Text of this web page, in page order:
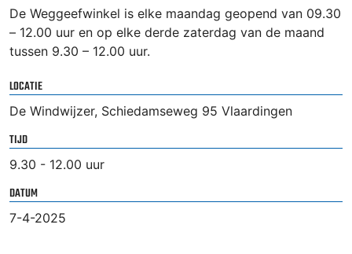
De Weggeefwinkel is elke maandag geopend van 09.30
– 12.00 uur en op elke derde zaterdag van de maand
tussen 9.30 – 12.00 uur.
LOCATIE
De Windwijzer, Schiedamseweg 95 Vlaardingen
TIJD
9.30 - 12.00 uur
DATUM
7-4-2025